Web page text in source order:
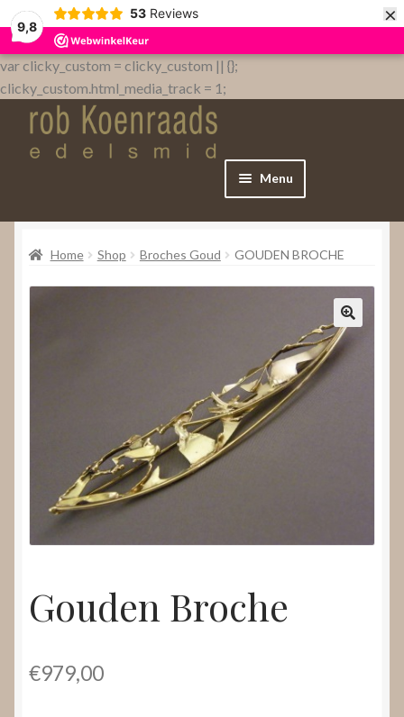
9,8
53 Reviews ×
var clicky_custom = clicky_custom || {};
clicky_custom.html_media_track = 1;
Menu
Home
Home Shop Broches Goud GOUDEN BROCHE
Gouden Broche
€979,00